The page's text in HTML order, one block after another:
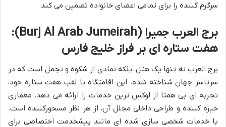
سرگرم کننده را برای تمامی اعضای خانواده تضمین می کند.
برج العرب جمیرا (Burj Al Arab Jumeirah):
هفت ستاره ای بر فراز خلیج فارس
برج العرب نه تنها یک هتل، بلکه نمادی از شکوه و تجمل است که در
سرتاسر جهان شناخته شده. این اقامتگاه با لقب هفت ستاره خود،
تجربه ای بی همتا از لوکس ترین خدمات را ارائه می دهد. معماری
خیره کننده و طراحی داخلی مجلل آن، از هر نظر مسحورکننده است.
با خدمات شخصی سازی شده ای مانند پیشخدمت اختصاصی برای